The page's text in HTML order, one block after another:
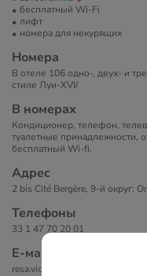
бесплатный Wi-Fi
лифт
номера для некурящих
Номера
В отеле 106 одно-, двух- и
стиле Луи-XVI/
В номерах
Кондиционер, телефон,
туалетные принадлежности,
бесплатный Wi-fi.
Адрес
2 bis Cité Bergère, 9-й округ:
Телефоны
33 1 47 70 20 01
Е-маil
resa.victoria@guichard.fr